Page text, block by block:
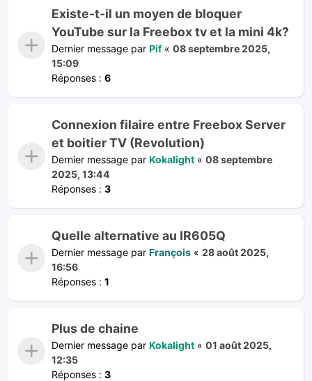
Existe-t-il un moyen de bloquer
YouTube sur la Freebox tv et la mini 4k?
Dernier message par Pif« 08 septembre 2025,
15:09
Réponses : 6
Connexion filaire entre Freebox Server
et boitier TV (Revolution)
Dernier message par Kokalight « 08 septembre
2025, 13:44
Réponses : 3
Quelle alternative au IR605Q
Dernier message par François « 28 août 2025,
16:56
Réponses : 1
Plus de chaine
Dernier message par Kokalight « 01 août 2025,
12:35
Réponses : 3